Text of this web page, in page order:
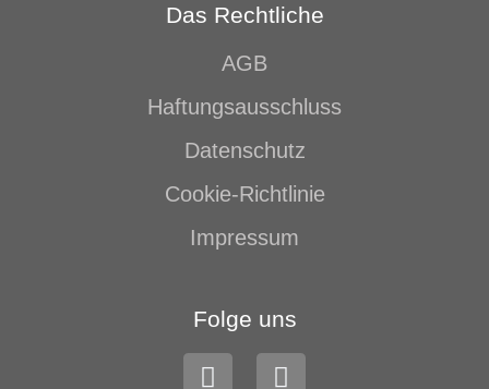
Das Rechtliche
AGB
Haftungsausschluss
Datenschutz
Cookie-Richtlinie
Impressum
Folge uns